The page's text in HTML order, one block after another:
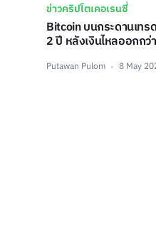
ข่าวคริปโตเคอเรนซี่
Bitcoin บนกระดานเท
2 ปี หลังเงินไหลออกก
Putawan Pulom 8 May